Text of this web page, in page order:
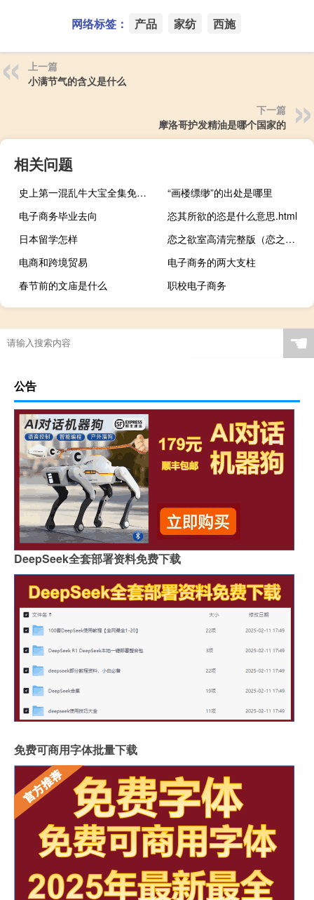
网络标签： 产品 家纺 西施
上一篇
小满节气的含义是什么
下一篇
摩洛哥护发精油是哪个国家的
相关问题
史上第一混乱牛大宝全集免费（史上第一混乱牛大宝有声版下载）
“画楼缥缈”的出处是哪里
电子商务毕业去向
恣其所欲的恣是什么意思.html
日本留学怎样
恋之欲室高清完整版（恋之欲室高清完整版）
电商和跨境贸易
电子商务的两大支柱
春节前的文庙是什么
职校电子商务
☚
公告
DeepSeek全套部署资料免费下载
免费可商用字体批量下载